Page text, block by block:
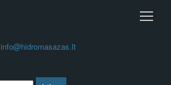
info@hidromasazas.lt